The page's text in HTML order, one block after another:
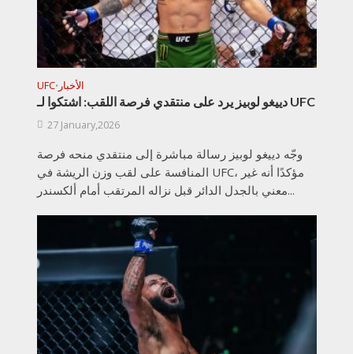
UFC• الأخبار
دييغو لوبيز يرد على منتقدي فرصة اللقب: اشتكوا لـ UFC
27 January,2026
وجّه دييغو لوبيز رسالة مباشرة إلى منتقدي منحه فرصة
المنافسة على لقب وزن الريشة في UFC، مؤكدًا أنه غير
معني بالجدل الدائر قبل نزاله المرتقب أمام ألكسندر...